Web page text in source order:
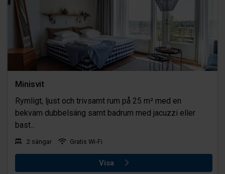
är du garanterad en oförglömlig upplevelse där du kan
koppla av och uppleva den fantastiska naturen i sin fulla
prakt.
Minisvit
Rymligt, ljust och trivsamt rum på 25 m² med en
bekväm dubbelsäng samt badrum med jacuzzi eller
bast...
2 sängar Gratis Wi-Fi
Visa